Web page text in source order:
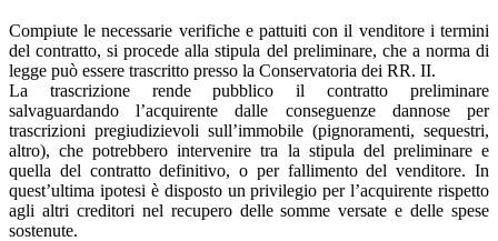
Compiute le necessarie verifiche e pattuiti con il venditore i termini
del contratto, si procede alla stipula del preliminare, che a norma di
legge può essere trascritto presso la Conservatoria dei RR. II.
La trascrizione rende pubblico il contratto preliminare
salvaguardando l’acquirente dalle conseguenze dannose per
trascrizioni pregiudizievoli sull’immobile (pignoramenti, sequestri,
altro), che potrebbero intervenire tra la stipula del preliminare e
quella del contratto definitivo, o per fallimento del venditore. In
quest’ultima ipotesi è disposto un privilegio per l’acquirente rispetto
agli altri creditori nel recupero delle somme versate e delle spese
sostenute.